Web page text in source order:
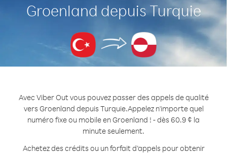
Groenland depuis Turquie
Avec Viber Out vous pouvez passer des appels de qualité
vers Groenland depuis Turquie.Appelez n'importe quel
numéro fixe ou mobile en Groenland ! - dès 60.9 ¢ la
minute seulement.
Achetez des crédits ou un forfait d’appels pour obtenir